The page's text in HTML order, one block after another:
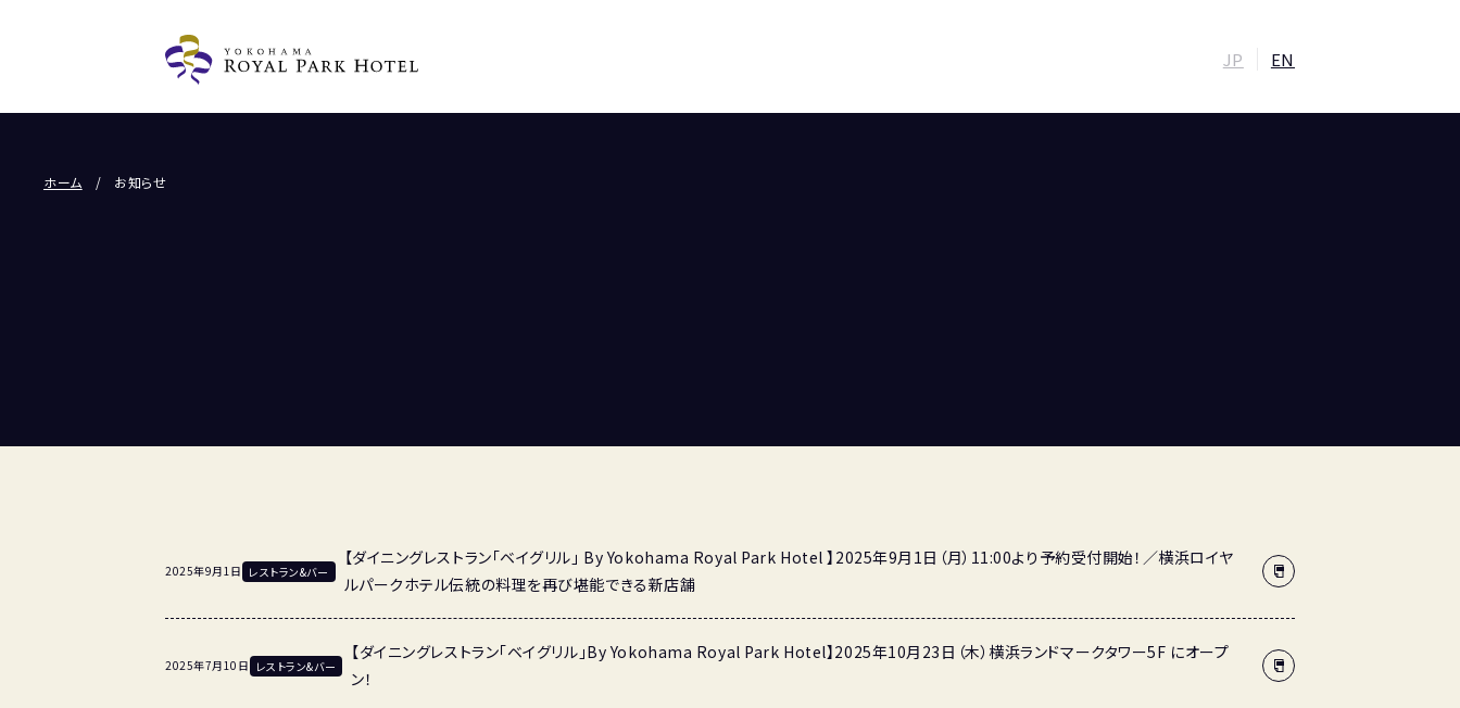
JP EN
ホーム お知らせ
2025年9月1日 レストラン&バー
【ダイニングレストラン「ベイグリル」 By Yokohama Royal Park Hotel 】2025年9月1日（月）11:00より予約受付開始！／横浜ロイヤ
ルパークホテル伝統の料理を再び堪能できる新店舗
2025年7月10日 レストラン&バー
【ダイニングレストラン「ベイグリル」By Yokohama Royal Park Hotel】2025年10月23日（木）横浜ランドマークタワー5F にオープ
ン！